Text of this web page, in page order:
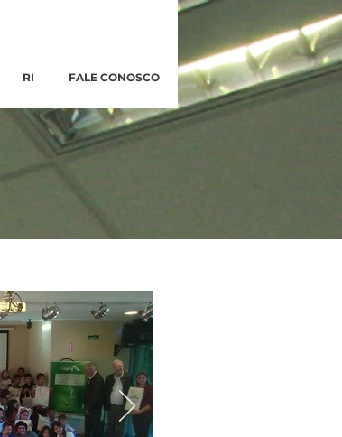
RI FALE CONOSCO